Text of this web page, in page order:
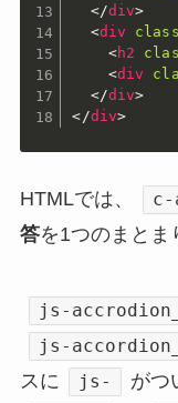
</div>
<div class
<h2
<div
</div>
</div>
HTMLでは、 c-
答を1つのまとま
js-
js-
スに
js- がつ